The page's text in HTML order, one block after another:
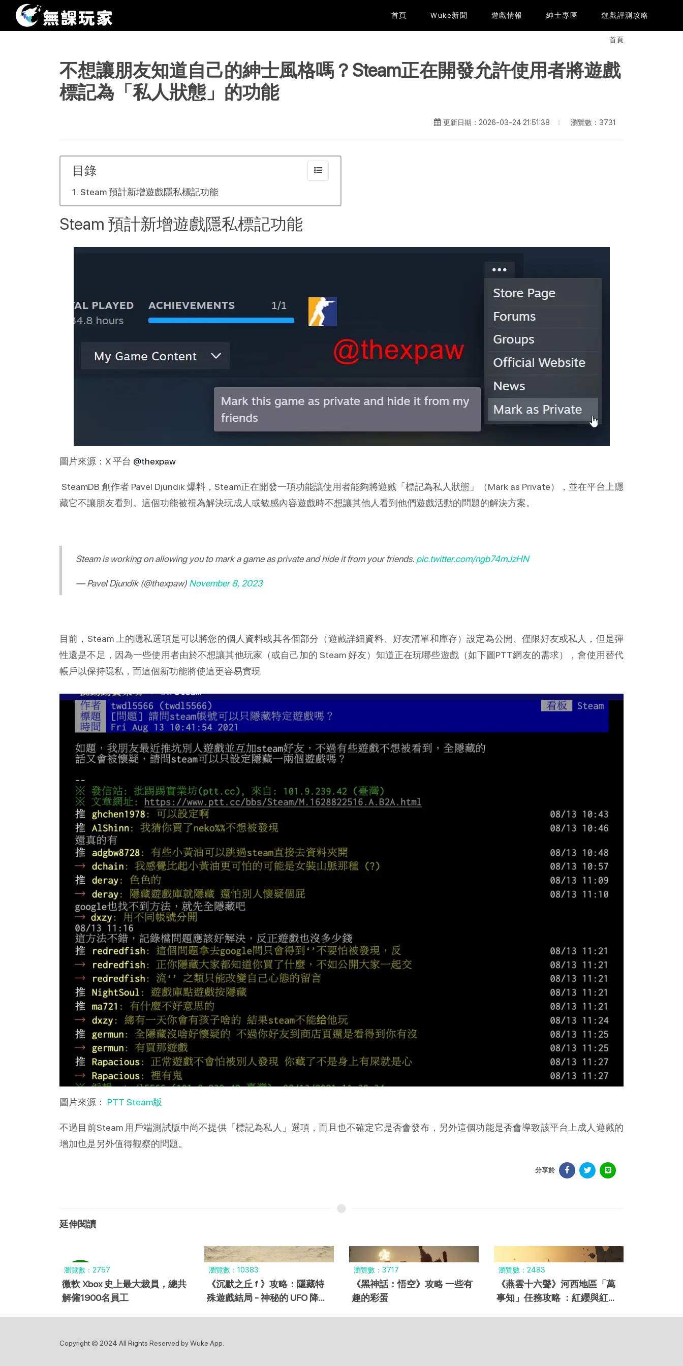
首頁 Wuke新聞 遊戲情報 紳士專區 遊戲評測攻略
首頁
不想讓朋友知道自己的紳士風格嗎？Steam正在開發允許使用者將遊戲
標記為「私人狀態」的功能
更新日期：2026-03-24 21:51:38 瀏覽數：3731
目錄
Steam 預計新增遊戲隱私標記功能
Steam 預計新增遊戲隱私標記功能
圖片來源：X 平台 @thexpaw
SteamDB 創作者 Pavel Djundik 爆料，Steam正在開發一項功能讓使用者能夠將遊戲「標記為私人狀態」（Mark as Private），並在平台上隱
藏它不讓朋友看到。這個功能被視為解決玩成人或敏感內容遊戲時不想讓其他人看到他們遊戲活動的問題的解決方案。
Steam is working on allowing you to mark a game as private and hide it from your friends. pic.twitter.com/ngb74mJzHN
— Pavel Djundik (@thexpaw) November 8, 2023
目前，Steam 上的隱私選項是可以將您的個人資料或其各個部分（遊戲詳細資料、好友清單和庫存）設定為公開、僅限好友或私人，但是彈
性還是不足，因為一些使用者由於不想讓其他玩家（或自己加的 Steam 好友）知道正在玩哪些遊戲（如下圖PTT網友的需求），會使用替代
帳戶以保持隱私，而這個新功能將使這更容易實現
圖片來源： PTT Steam版
不過目前Steam 用戶端測試版中尚不提供「標記為私人」選項，而且也不確定它是否會發布，另外這個功能是否會導致該平台上成人遊戲的
增加也是另外值得觀察的問題。
分享於
延伸閱讀
瀏覽數：2757
微軟 Xbox 史上最大裁員，總共
解僱1900名員工
瀏覽數：10383
《沉默之丘 f 》攻略：隱藏特
殊遊戲結局 - 神秘的 UFO 降臨
瀏覽數：3717
《黑神話：悟空》攻略 一些有
趣的彩蛋
瀏覽數：2483
《燕雲十六聲》河西地區「萬
事知」任務攻略 ：紅纓與紅纓
Copyright © 2024 All Rights Reserved by Wuke App.